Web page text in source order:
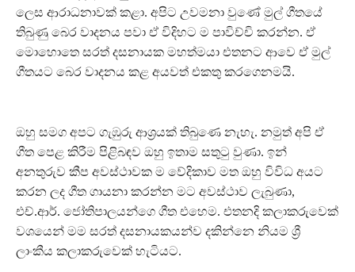
ලෙස ආරාධනාවක් කළා. අපිට උවමනා වුණේ මුල් ගීතයේ
තිබුණු බෙර වාදනය පවා ඒ විදිහට ම පාවිච්චි කරන්න. ඒ
මොහොතෙ සරත් දසනායක මහත්මයා එතනට ආවෙ ඒ මුල්
ගීතයට බෙර වාදනය කළ අයවත් එකතු කරගෙනමයි.
ඔහු සමග අපට ගැඹුරු ආශ්‍රයක් තිබුණෙ නැහැ. නමුත් අපි ඒ
ගීත පෙළ කිරීම පිළිබඳව ඔහු ඉතාම සතුටු වුණා. ඉන්
අනතුරුව කීප අවස්ථාවක ම වේදිකාව මත ඔහු විවිධ අයට
කරන ලද ගීත ගායනා කරන්න මට අවස්ථාව ලැබුණා,
එච්.ආර්. ජෝතිපාලයන්ගෙ ගීත එහෙම. එතනදි කලාකරුවෙක්
වශයෙන් මම සරත් දසනායකයන්ව දකින්නෙ නියම ශ්‍රී
ලාංකීය කලාකරුවෙක් හැටියට.